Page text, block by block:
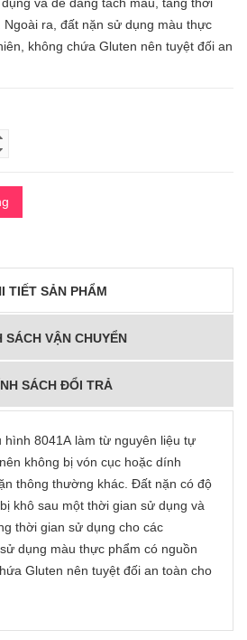
ra, đất nặn sử dụng màu thực
không chứa Gluten nên tuyệt đối an
TIẾT SẢN PHẨM
SÁCH VẬN CHUYỂN
SÁCH ĐỔI TRẢ
8041A làm từ nguyên liệu tự
không bị vón cục hoặc dính
thông thường khác. Đất nặn có độ
khô sau một thời gian sử dụng và
thời gian sử dụng cho các
dụng màu thực phẩm có nguồn
Gluten nên tuyệt đối an toàn cho